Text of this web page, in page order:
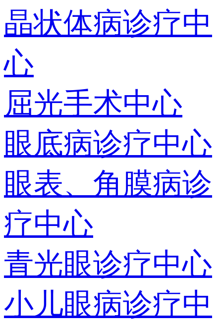
晶状体病诊疗中
心
屈光手术中心
眼底病诊疗中心
眼表、角膜病诊
疗中心
青光眼诊疗中心
小儿眼病诊疗中